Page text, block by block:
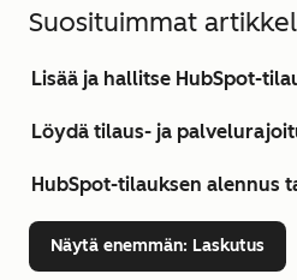
Suosituimmat
Lisää ja hallitse HubSpot-
Löydä tilaus- ja
HubSpot-tilauksen alennus
Näytä enemmän: Laskutus